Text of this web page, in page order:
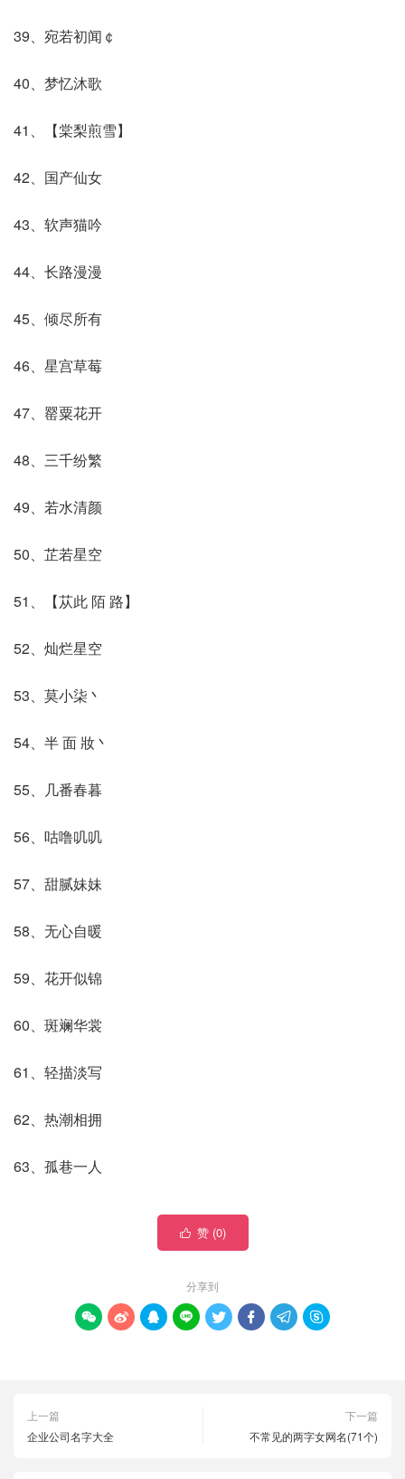
39、宛若初闻￠
40、梦忆沐歌
41、【棠梨煎雪】
42、国产仙女
43、软声猫吟
44、长路漫漫
45、倾尽所有
46、星宫草莓
47、罂粟花开
48、三千纷繁
49、若水清颜
50、芷若星空
51、【苁此 陌 路】
52、灿烂星空
53、莫小柒丶
54、半 面 妝丶
55、几番春暮
56、咕噜叽叽
57、甜腻妹妹
58、无心自暖
59、花开似锦
60、斑斓华裳
61、轻描淡写ゞ
62、热潮相拥
63、孤巷一人
 赞 (0)
分享到
       
上一篇
企业公司名字大全
下一篇
不常见的两字女网名(71个)